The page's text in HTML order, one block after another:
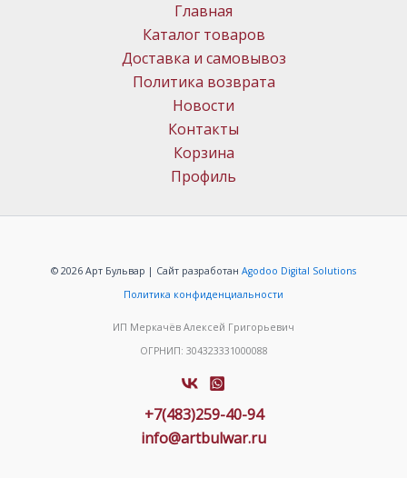
Главная
Каталог товаров
Доставка и самовывоз
Политика возврата
Новости
Контакты
Корзина
Профиль
© 2026 Арт Бульвар | Сайт разработан Agodoo Digital Solutions
Политика конфиденциальности
ИП Меркачёв Алексей Григорьевич
ОГРНИП: 304323331000088
+7(483)259-40-94
info@artbulwar.ru